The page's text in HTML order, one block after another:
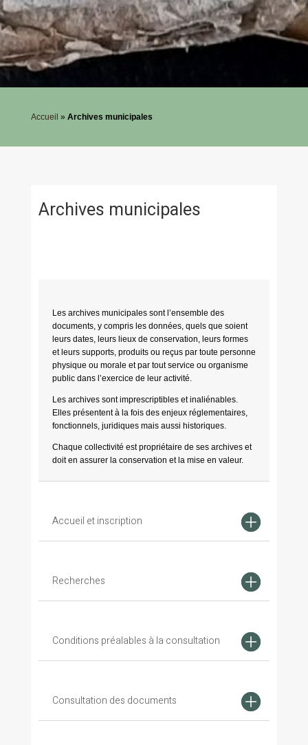
Accueil » Archives municipales
Archives municipales
Les archives municipales sont l’ensemble des
documents, y compris les données, quels que soient
leurs dates, leurs lieux de conservation, leurs formes
et leurs supports, produits ou reçus par toute personne
physique ou morale et par tout service ou organisme
public dans l’exercice de leur activité.
Les archives sont imprescriptibles et inaliénables.
Elles présentent à la fois des enjeux réglementaires,
fonctionnels, juridiques mais aussi historiques.
Chaque collectivité est propriétaire de ses archives et
doit en assurer la conservation et la mise en valeur.
Accueil et inscription
Recherches
Conditions préalables à la consultation
Consultation des documents